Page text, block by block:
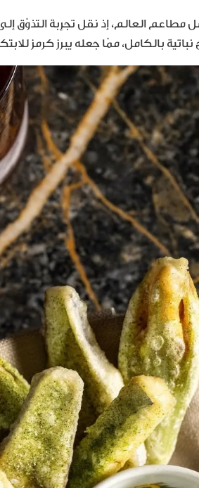
مطاعم العالم، إذ نقل تجرِبة التذوّق
بالكامل، ممّا جعله يبرز كرمز